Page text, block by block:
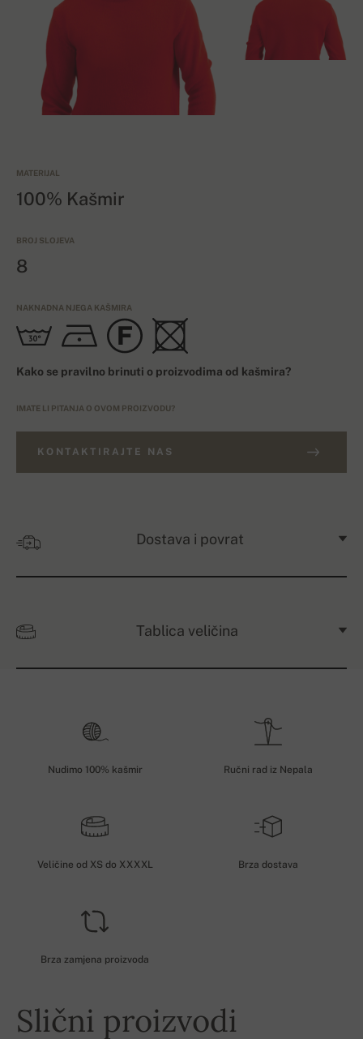
MATERIJAL
100% Kašmir
BROJ SLOJEVA
8
NAKNADNA NJEGA KAŠMIRA
Kako se pravilno brinuti o proizvodima od kašmira?
IMATE LI PITANJA O OVOM PROIZVODU?
KONTAKTIRAJTE NAS
Dostava i povrat
Tablica veličina
Nudimo 100% kašmir Ručni rad iz Nepala
Veličine od XS do XXXXL Brza dostava
Brza zamjena proizvoda
Slični proizvodi